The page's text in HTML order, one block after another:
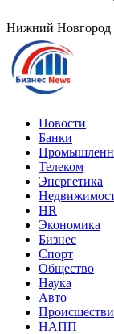
Нижний Новгород
Новости
Банки
Телеком
Энергетика
HR
Экономика
Бизнес
Спорт
Общество
Наука
Авто
НАПП